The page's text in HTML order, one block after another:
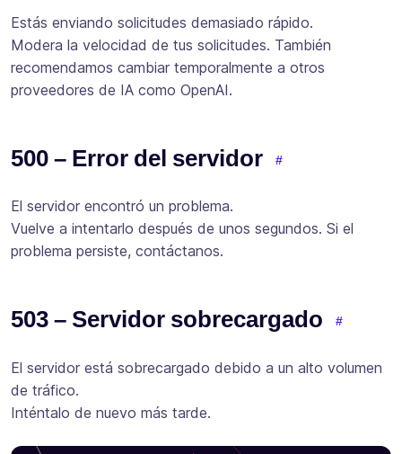
Estás enviando solicitudes demasiado rápido.
Modera la velocidad de tus solicitudes. También
recomendamos cambiar temporalmente a otros
proveedores de IA como OpenAI.
500 – Error del servidor
El servidor encontró un problema.
Vuelve a intentarlo después de unos segundos. Si el
problema persiste, contáctanos.
503 – Servidor sobrecargado
El servidor está sobrecargado debido a un alto volumen
de tráfico.
Inténtalo de nuevo más tarde.